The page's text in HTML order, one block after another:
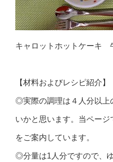
キャロットホットケーキ
【材料およびレシピ紹介】
◎実際の調理は４人分以上
いかと思います。当ペー
をご案内しています。
◎分量は1人分ですので、